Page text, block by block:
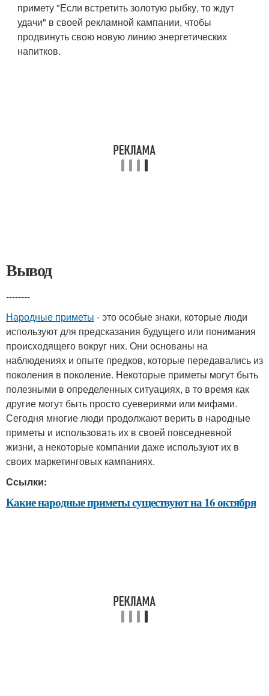
примету "Если встретить золотую рыбку, то ждут
удачи" в своей рекламной кампании, чтобы
продвинуть свою новую линию энергетических
напитков.
Вывод
--------
Народные приметы - это особые знаки, которые люди
используют для предсказания будущего или понимания
происходящего вокруг них. Они основаны на
наблюдениях и опыте предков, которые передавались из
поколения в поколение. Некоторые приметы могут быть
полезными в определенных ситуациях, в то время как
другие могут быть просто суевериями или мифами.
Сегодня многие люди продолжают верить в народные
приметы и использовать их в своей повседневной
жизни, а некоторые компании даже используют их в
своих маркетинговых кампаниях.
Ссылки:
Какие народные приметы существуют на 16 октября